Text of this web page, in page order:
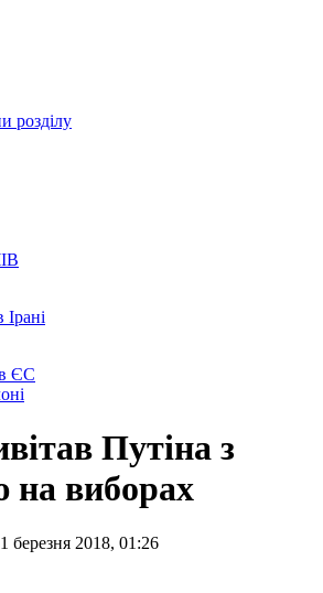
розділу
Ірані
ЄС
Путіна з
на виборах
березня 2018, 01:26